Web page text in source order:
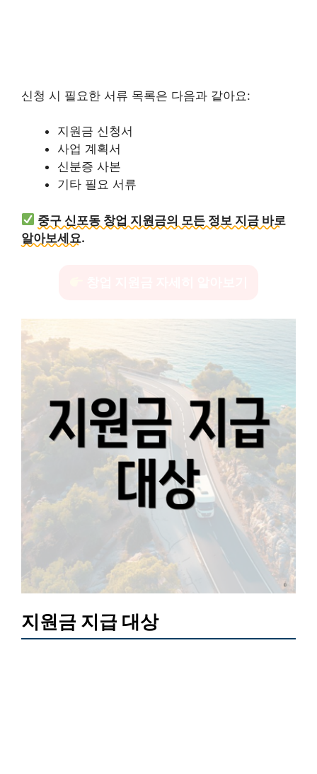
신청 시 필요한 서류 목록은 다음과 같아요:
지원금 신청서
사업 계획서
신분증 사본
기타 필요 서류
중구 신포동 창업 지원금의 모든 정보 지금 바로
알아보세요.
지원금 지급 대상